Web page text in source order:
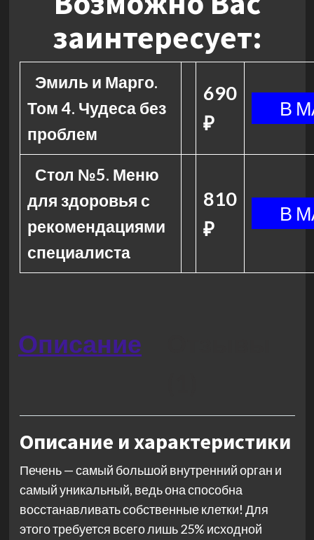
заинтересует:
Эмиль и Марго.
Том 4. Чудеса без
проблем
690
₽
Стол №5. Меню
для здоровья с
рекомендациями
специалиста
810
₽
Описание
Описание и характеристики
Печень — самый большой внутренний орган и
самый уникальный, ведь она способна
восстанавливать собственные клетки! Для
этого требуется всего лишь 25% исходной